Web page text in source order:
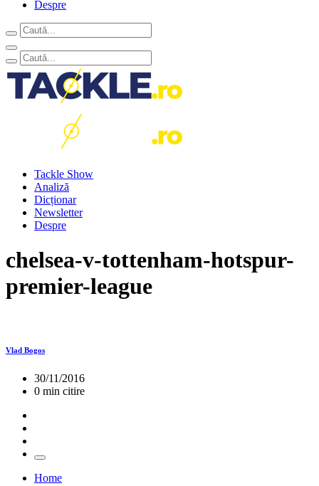
Despre
Tackle Show
Analiză
Dicționar
Newsletter
Despre
chelsea-v-tottenham-hotspur-
premier-league
Vlad Bogos
30/11/2016
0 min citire
Home